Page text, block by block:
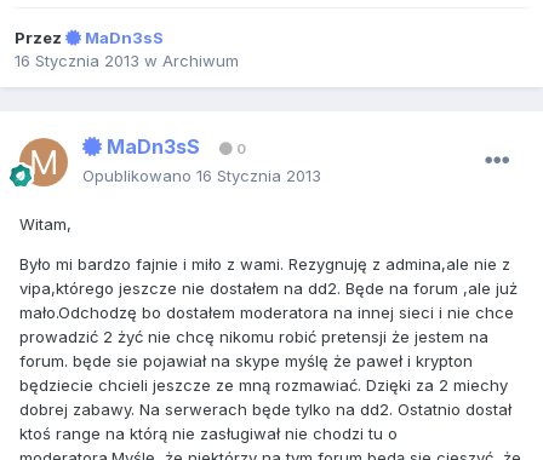
Przez
MaDn3sS
16 Stycznia 2013 w Archiwum
MaDn3sS 0
Opublikowano 16 Stycznia 2013
Witam,
Było mi bardzo fajnie i miło z wami. Rezygnuję z admina,ale nie z
vipa,którego jeszcze nie dostałem na dd2. Będe na forum ,ale już
mało.Odchodzę bo dostałem moderatora na innej sieci i nie chce
prowadzić 2 żyć nie chcę nikomu robić pretensji że jestem na
forum. będe sie pojawiał na skype myślę że paweł i krypton
będziecie chcieli jeszcze ze mną rozmawiać. Dzięki za 2 miechy
dobrej zabawy. Na serwerach będe tylko na dd2. Ostatnio dostał
ktoś range na którą nie zasługiwał nie chodzi tu o